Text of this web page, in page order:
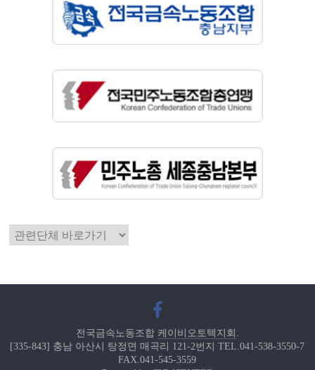
전국금속노동조합 케이비오토텍지회 .
[335-843] 충남 아산시 탕정면 매곡리 121-2번지 TEL.041-538-3550-7
FAX.041-545-3559